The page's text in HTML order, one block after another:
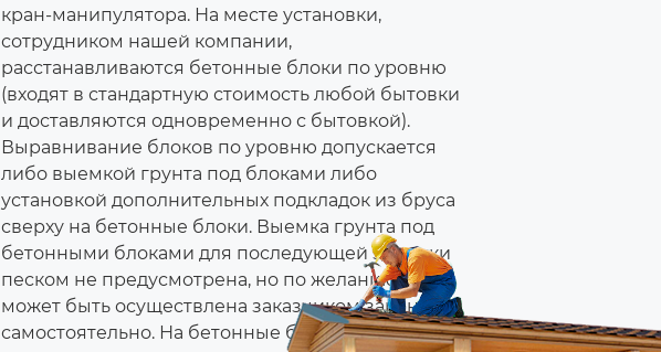
кран-манипулятора. На месте установки,
сотрудником нашей компании,
расстанавливаются бетонные блоки по уровню
(входят в стандартную стоимость любой бытовки
и доставляются одновременно с бытовкой).
Выравнивание блоков по уровню допускается
либо выемкой грунта под блоками либо
установкой дополнительных подкладок из бруса
сверху на бетонные блоки. Выемка грунта под
бетонными блоками для последующей засыпки
песком не предусмотрена, но по желанию
может быть осуществлена заказчиком заранее
самостоятельно. На бетонные блоки